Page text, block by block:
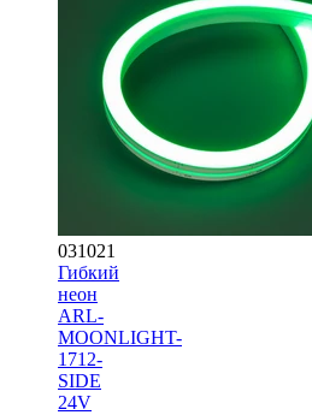
031021
Гибкий
неон
ARL-
MOONLIGHT-
1712-
SIDE
24V